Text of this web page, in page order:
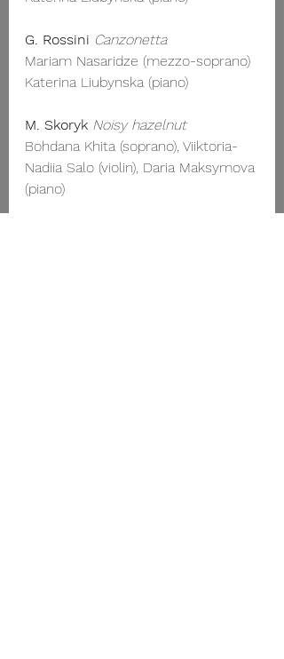
G. Rossini Canzonetta
Mariam Nasaridze (mezzo-soprano)
Katerina Liubynska (piano)
M. Skoryk Noisy hazelnut
Bohdana Khita (soprano), Viiktoria-
Nadiia Salo (violin), Daria Maksymova
(piano)